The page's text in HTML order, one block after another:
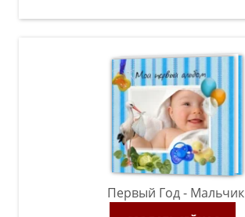
Первый Год - Мальчик